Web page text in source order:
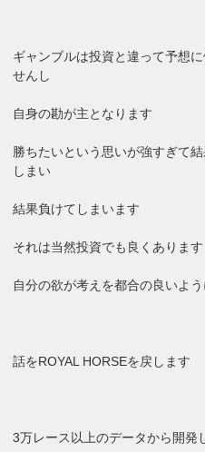
ギャンブルは投資と違って予想
せんし
自身の勘が主となります
勝ちたいという思いが強すぎて
しまい
結果負けてしまいます
それは当然投資でも良くあります
自分の欲が考えを都合の良いよ
話をROYAL HORSEを戻します
3万レース以上のデータから開発